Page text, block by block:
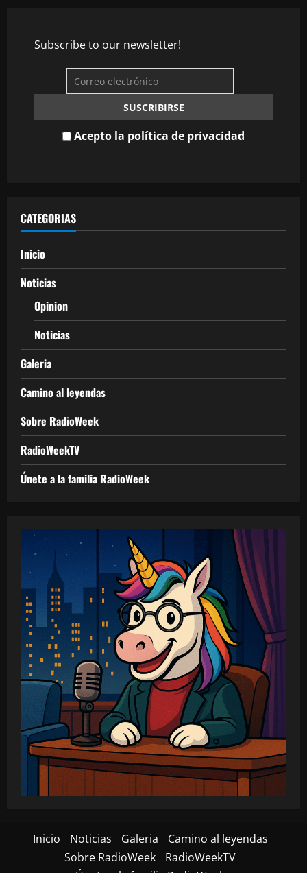
Subscribe to our newsletter!
Acepto la política de privacidad
CATEGORIAS
Inicio
Noticias
Opinion
Noticias
Galeria
Camino al leyendas
Sobre RadioWeek
RadioWeekTV
Únete a la familia RadioWeek
Inicio Noticias Galeria
Camino al leyendas
Sobre RadioWeek
RadioWeekTV